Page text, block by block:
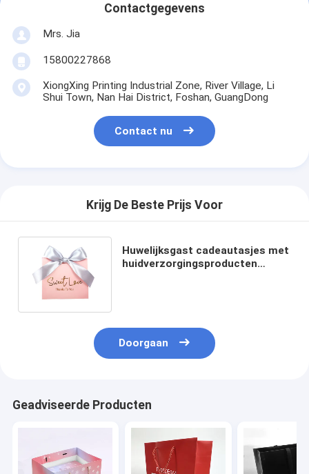
Contactgegevens
Mrs. Jia
15800227868
XiongXing Printing Industrial Zone, River Village, Li
Shui Town, Nan Hai District, Foshan, GuangDong
Contact nu
Krijg De Beste Prijs Voor
Huwelijksgast cadeautasjes met
huidverzorgingsproducten
Doorgaan
Geadviseerde Producten